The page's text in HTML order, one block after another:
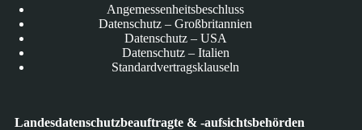
Angemessenheitsbeschluss
Datenschutz – Großbritannien
Datenschutz – USA
Datenschutz – Italien
Standardvertragsklauseln
Landesdatenschutzbeauftragte & -aufsichtsbehörden